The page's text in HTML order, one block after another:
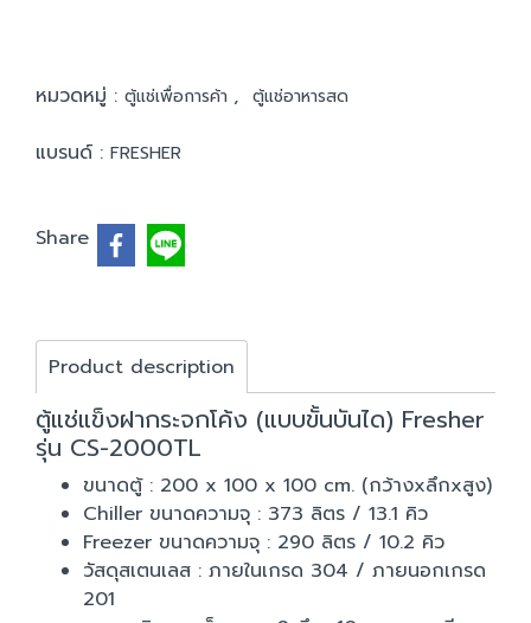
หมวดหมู่ : ตู้แช่เพื่อการค้า , ตู้แช่อาหารสด
แบรนด์ : FRESHER
Share
Product description
ตู้แช่แข็งฝากระจกโค้ง (แบบขั้นบันได) Fresher
รุ่น CS-2000TL
ขนาดตู้ : 200 x 100 x 100 cm. (กว้างxลึกxสูง)
Chiller ขนาดความจุ : 373 ลิตร / 13.1 คิว
Freezer ขนาดความจุ : 290 ลิตร / 10.2 คิว
วัสดุสเตนเลส : ภายในเกรด 304 / ภายนอกเกรด
201